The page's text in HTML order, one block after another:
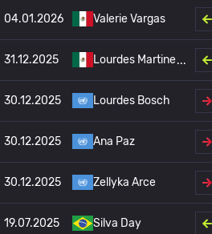
04.01.2026 Valerie Vargas
31.12.2025 Lourdes Martine
30.12.2025 Lourdes Bosch
30.12.2025 Ana Paz
30.12.2025 Zellyka Arce
19.07.2025 Silva Day